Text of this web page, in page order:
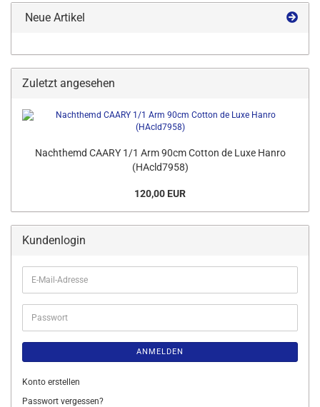
Neue Artikel
Zuletzt angesehen
Nachthemd CAARY 1/1 Arm 90cm Cotton de Luxe Hanro
(HAcld7958)
120,00 EUR
Kundenlogin
E-
Mail-
Adresse
Passwort
ANMELDEN
Konto erstellen
Passwort vergessen?